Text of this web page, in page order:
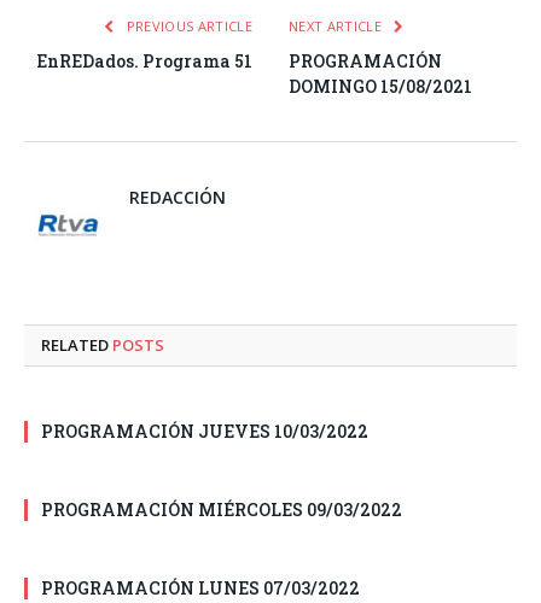
PREVIOUS ARTICLE
EnREDados. Programa 51
NEXT ARTICLE
PROGRAMACIÓN
DOMINGO 15/08/2021
REDACCIÓN
RELATED POSTS
PROGRAMACIÓN JUEVES 10/03/2022
PROGRAMACIÓN MIÉRCOLES 09/03/2022
PROGRAMACIÓN LUNES 07/03/2022